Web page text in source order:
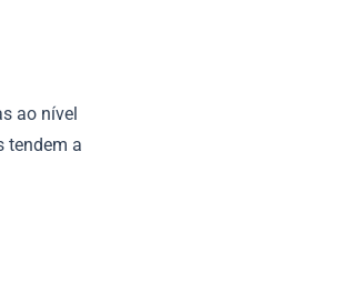
ao nível
tendem a